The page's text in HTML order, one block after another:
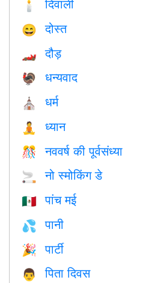
🕯
😄 दोस्त
🏎 दौड़
🦃 धन्यवाद
⛪️ धर्म
🧘 ध्यान
🎊 नववर्ष की पूर्वसंध्या
🚬 नो स्मोकिंग डे
🇲🇽 पांच मई
💦 पानी
🎉 पार्टी
👨 पिता दिवस